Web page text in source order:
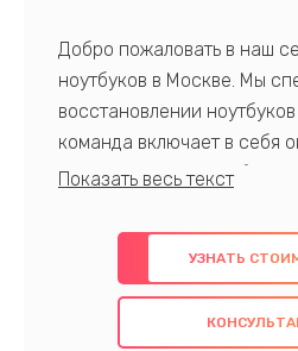
Добро пожаловать в наш
ноутбуков в Москве. Мы
восстановлении
команда включает в себя
профессионалов с
предлагаем быстрый и
использованием
также гарантируем
проведенных работ. Наша
УЗНАТЬ